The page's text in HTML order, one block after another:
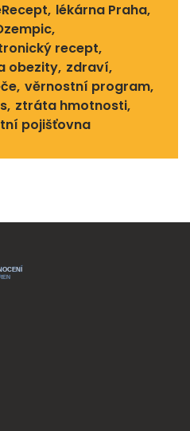
lékárna Praha
recept
obezity zdraví
věrnostní program
ztráta hmotnosti
pojišťovna